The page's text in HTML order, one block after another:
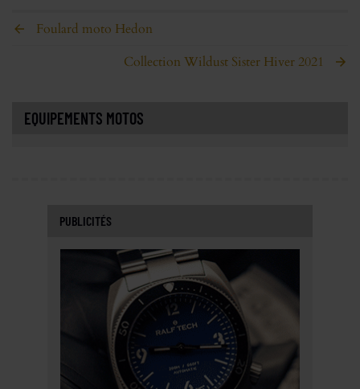
Foulard moto Hedon
Collection Wildust Sister Hiver 2021
EQUIPEMENTS MOTOS
PUBLICITÉS